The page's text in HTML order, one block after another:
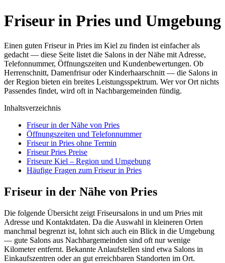
Friseur in Pries und Umgebung
Einen guten Friseur in Pries im Kiel zu finden ist einfacher als
gedacht — diese Seite listet die Salons in der Nähe mit Adresse,
Telefonnummer, Öffnungszeiten und Kundenbewertungen. Ob
Herrenschnitt, Damenfrisur oder Kinderhaarschnitt — die Salons in
der Region bieten ein breites Leistungsspektrum. Wer vor Ort nichts
Passendes findet, wird oft in Nachbargemeinden fündig.
Inhaltsverzeichnis
Friseur in der Nähe von Pries
Öffnungszeiten und Telefonnummer
Friseur in Pries ohne Termin
Friseur Pries Preise
Friseure Kiel – Region und Umgebung
Häufige Fragen zum Friseur in Pries
Friseur in der Nähe von Pries
Die folgende Übersicht zeigt Friseursalons in und um Pries mit
Adresse und Kontaktdaten. Da die Auswahl in kleineren Orten
manchmal begrenzt ist, lohnt sich auch ein Blick in die Umgebung
— gute Salons aus Nachbargemeinden sind oft nur wenige
Kilometer entfernt. Bekannte Anlaufstellen sind etwa Salons in
Einkaufszentren oder an gut erreichbaren Standorten im Ort.